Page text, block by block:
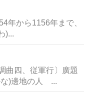
年から1156年まで、
)...
曲四、従軍行〕廣題
な)邊地の人 ...